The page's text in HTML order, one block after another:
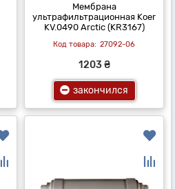
Мембрана
ультрафильтрационная Koer
KV.0490 Arctic (KR3167)
27092-06
1203 ₴
закончился